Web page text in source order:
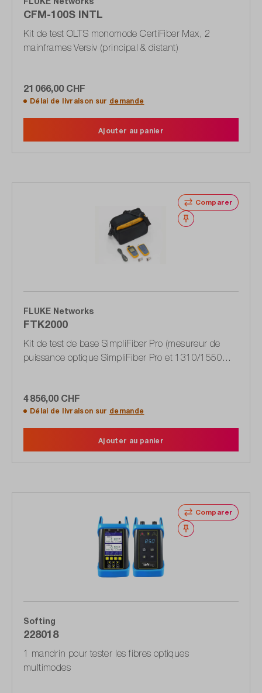
CFM-100S INTL
Kit de test OLTS monomode CertiFiber Max, 2
mainframes Versiv (principal & distant)
21 066,00 CHF
Délai de livraison sur demande
Ajouter au panier
Comparer
Noter
FLUKE Networks
FTK2000
Kit de test de base SimpliFiber Pro (mesureur de
puissance optique SimpliFiber Pro et 1310/1550
4 856,00 CHF
Délai de livraison sur demande
Ajouter au panier
Comparer
Noter
Softing
228018
1 mandrin pour tester les fibres optiques
multimodes